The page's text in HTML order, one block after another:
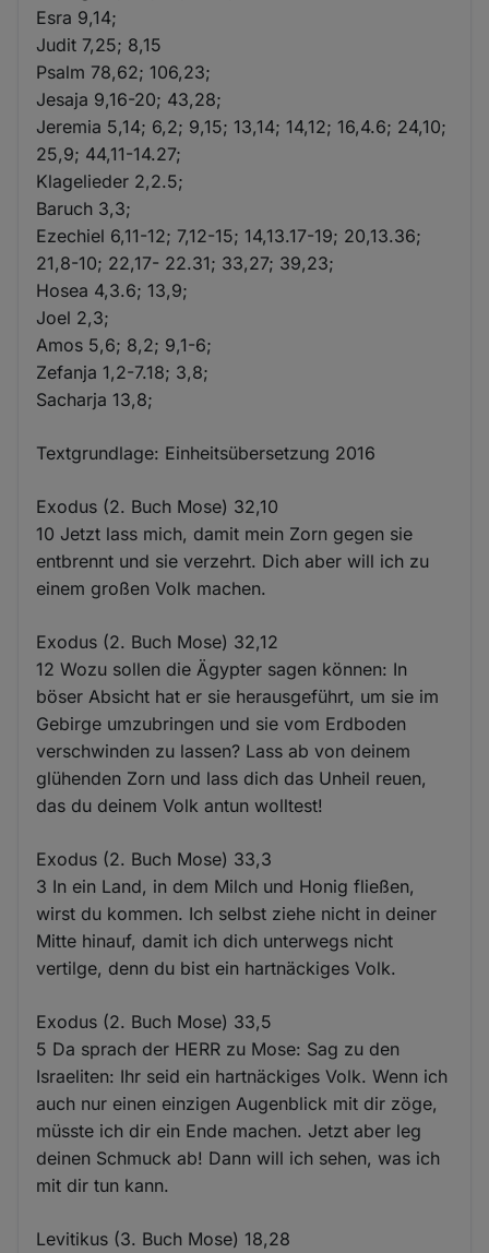
Esra 9,14;
Judit 7,25; 8,15
Psalm 78,62; 106,23;
Jesaja 9,16-20; 43,28;
Jeremia 5,14; 6,2; 9,15; 13,14; 14,12; 16,4.6; 24,10;
25,9; 44,11-14.27;
Klagelieder 2,2.5;
Baruch 3,3;
Ezechiel 6,11-12; 7,12-15; 14,13.17-19; 20,13.36;
21,8-10; 22,17- 22.31; 33,27; 39,23;
Hosea 4,3.6; 13,9;
Joel 2,3;
Amos 5,6; 8,2; 9,1-6;
Zefanja 1,2-7.18; 3,8;
Sacharja 13,8;
Textgrundlage: Einheitsübersetzung 2016
Exodus (2. Buch Mose) 32,10
10 Jetzt lass mich, damit mein Zorn gegen sie
entbrennt und sie verzehrt. Dich aber will ich zu
einem großen Volk machen.
Exodus (2. Buch Mose) 32,12
12 Wozu sollen die Ägypter sagen können: In
böser Absicht hat er sie herausgeführt, um sie im
Gebirge umzubringen und sie vom Erdboden
verschwinden zu lassen? Lass ab von deinem
glühenden Zorn und lass dich das Unheil reuen,
das du deinem Volk antun wolltest!
Exodus (2. Buch Mose) 33,3
3 In ein Land, in dem Milch und Honig fließen,
wirst du kommen. Ich selbst ziehe nicht in deiner
Mitte hinauf, damit ich dich unterwegs nicht
vertilge, denn du bist ein hartnäckiges Volk.
Exodus (2. Buch Mose) 33,5
5 Da sprach der HERR zu Mose: Sag zu den
Israeliten: Ihr seid ein hartnäckiges Volk. Wenn ich
auch nur einen einzigen Augenblick mit dir zöge,
müsste ich dir ein Ende machen. Jetzt aber leg
deinen Schmuck ab! Dann will ich sehen, was ich
mit dir tun kann.
Levitikus (3. Buch Mose) 18,28